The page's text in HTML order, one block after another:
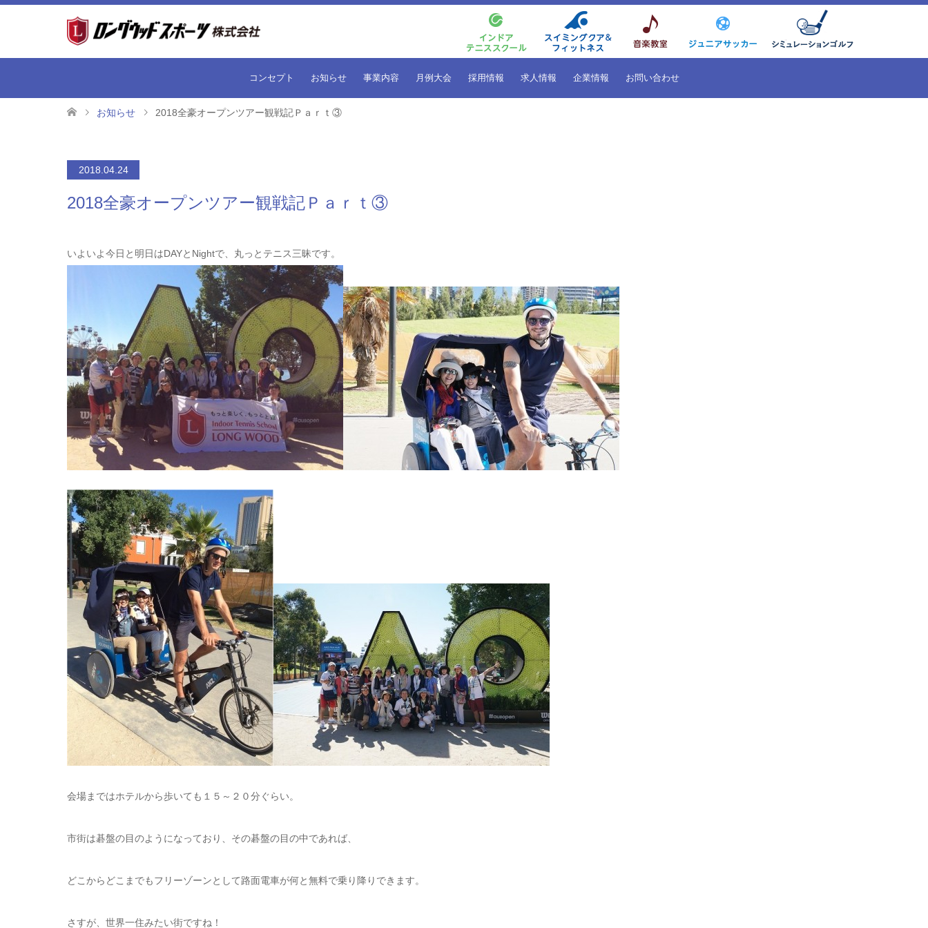
コンセプト お知らせ 事業内容 月例大会 採用情報 求人情報 企業情報 お問い合わせ
お知らせ 2018全豪オープンツアー観戦記Ｐａｒｔ③
2018.04.24
2018全豪オープンツアー観戦記Ｐａｒｔ③
いよいよ今日と明日はDAYとNightで、丸っとテニス三昧です。
会場まではホテルから歩いても１５～２０分ぐらい。
市街は碁盤の目のようになっており、その碁盤の目の中であれば、
どこからどこまでもフリーゾーンとして路面電車が何と無料で乗り降りできます。
さすが、世界一住みたい街ですね！